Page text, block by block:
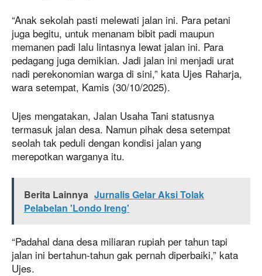
“Anak sekolah pasti melewati jalan ini. Para petani
juga begitu, untuk menanam bibit padi maupun
memanen padi lalu lintasnya lewat jalan ini. Para
pedagang juga demikian. Jadi jalan ini menjadi urat
nadi perekonomian warga di sini,” kata Ujes Raharja,
wara setempat, Kamis (30/10/2025).
Ujes mengatakan, Jalan Usaha Tani statusnya
termasuk jalan desa. Namun pihak desa setempat
seolah tak peduli dengan kondisi jalan yang
merepotkan warganya itu.
Berita Lainnya Jurnalis Gelar Aksi Tolak
Pelabelan 'Londo Ireng'
“Padahal dana desa miliaran rupiah per tahun tapi
jalan ini bertahun-tahun gak pernah diperbaiki,” kata
Ujes.